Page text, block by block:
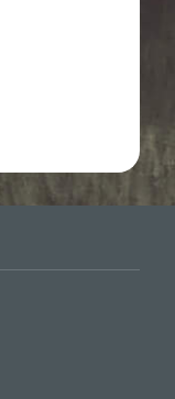
студенты из